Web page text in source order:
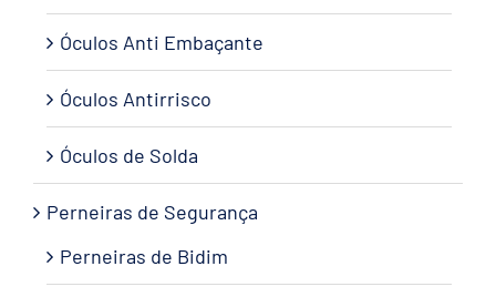
Óculos Anti Embaçante
Óculos Antirrisco
Óculos de Solda
Perneiras de Segurança
Perneiras de Bidim